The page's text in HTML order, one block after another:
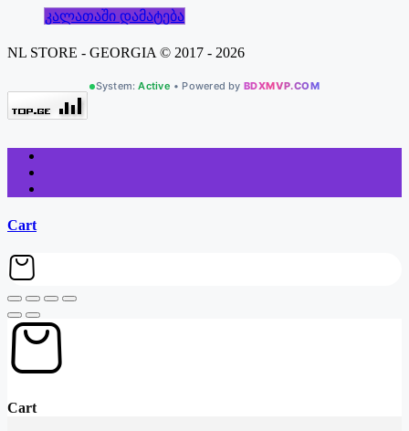
კალათაში დამატება
NL STORE - GEORGIA © 2017 - 2026
System:Active • Powered by BDXMVP.COM
Cart
Cart